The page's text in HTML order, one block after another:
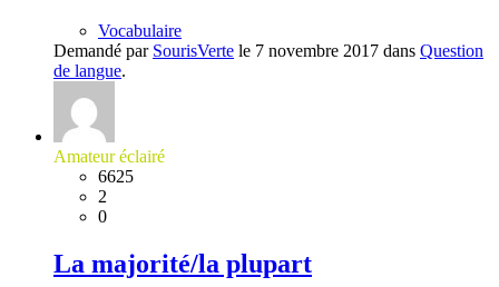
Vocabulaire
Demandé par SourisVerte le 7 novembre 2017 dans Question
de langue.
Amateur éclairé
6625
2
0
La majorité/la plupart